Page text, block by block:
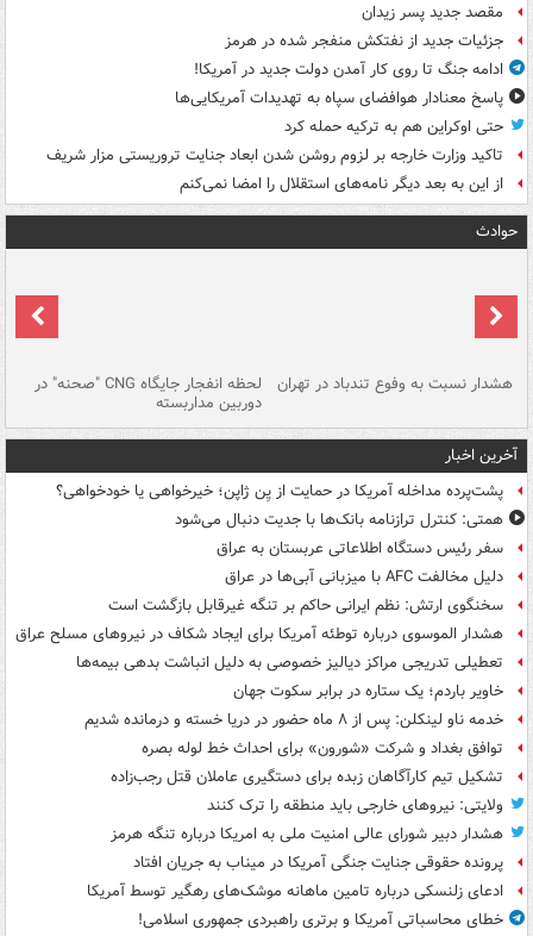
مقصد جدید پسر زیدان
جزئیات جدید از نفتکش منفجر شده در هرمز
ادامه جنگ تا روی کار آمدن دولت جدید در آمریکا!
پاسخ معنادار هوافضای سپاه به تهدیدات آمریکایی‌ها
حتی اوکراین هم به ترکیه حمله کرد
تاکید وزارت خارجه بر لزوم روشن شدن ابعاد جنایت تروریستی مزار شریف
از این به بعد دیگر نامه‌های استقلال را امضا نمی‌کنم
حوادث
هشدار نسبت به وفوع تندباد در تهران لحظه انفجار جایگاه CNG "صحنه" در
دوربین مداربسته
آخرین اخبار
پشت‌پرده مداخله آمریکا در حمایت از یِن ژاپن؛ خیرخواهی یا خودخواهی؟
همتی: کنترل ترازنامه بانک‌ها با جدیت دنبال می‌شود
سفر رئیس دستگاه اطلاعاتی عربستان به عراق
دلیل مخالفت AFC با میزبانی آبی‌ها در عراق
سخنگوی ارتش: نظم ایرانی حاکم بر تنگه غیرقابل بازگشت است
هشدار الموسوی درباره توطئه آمریکا برای ایجاد شکاف در نیروهای مسلح عراق
تعطیلی تدریجی مراکز دیالیز خصوصی به دلیل انباشت بدهی بیمه‌ها
خاویر باردم؛ یک ستاره در برابر سکوت جهان
خدمه ناو لینکلن: پس از ۸ ماه حضور در دریا خسته و درمانده‌ شدیم
توافق بغداد و شرکت «شورون» برای احداث خط لوله بصره
تشکیل تیم کارآگاهان زبده برای دستگیری عاملان قتل رجب‌زاده
ولایتی: نیروهای خارجی باید منطقه را ترک کنند
هشدار دبیر شورای عالی امنیت ملی به امریکا درباره تنگه هرمز
پرونده حقوقی جنایت جنگی آمریکا در میناب به جریان افتاد
ادعای زلنسکی درباره تامین ماهانه موشک‌های رهگیر توسط آمریکا
خطای محاسباتی آمریکا و برتری راهبردی جمهوری اسلامی!